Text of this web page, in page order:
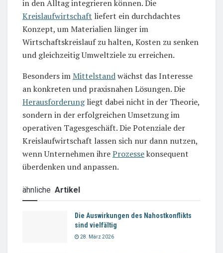
in den Alltag integrieren können. Die
Kreislaufwirtschaft liefert ein durchdachtes
Konzept, um Materialien länger im
Wirtschaftskreislauf zu halten, Kosten zu senken
und gleichzeitig Umweltziele zu erreichen.
Besonders imMittelstandwächst das Interesse
an konkreten und praxisnahen Lösungen. Die
Herausforderungliegt dabei nicht in der Theorie,
sondern in der erfolgreichen Umsetzung im
operativen Tagesgeschäft. Die Potenziale der
Kreislaufwirtschaft lassen sich nur dann nutzen,
wenn Unternehmen ihreProzessekonsequent
überdenken und anpassen.
ähnliche Artikel
Die Auswirkungen des Nahostkonflikts
sind vielfältig
28. März 2026